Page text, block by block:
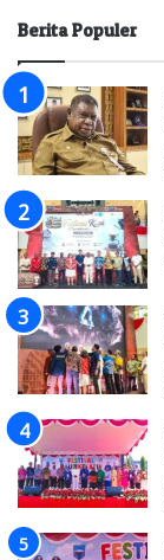
Berita Populer